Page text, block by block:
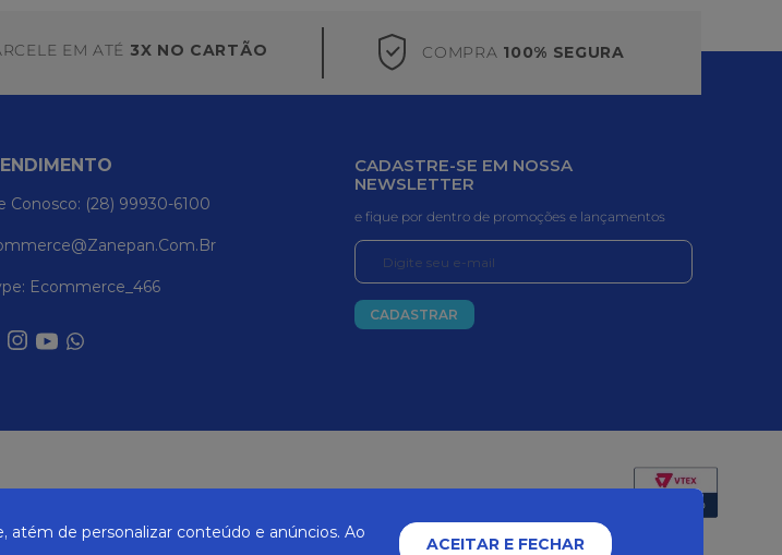
EM ATÉ 3X NO CARTÃO COMPRA 100% SEGURA
Conosco: (28) 99930-6100
Ecommerce_466
CADASTRE-SE EM NOSSA
NEWSLETTER
e fique por dentro de promoções e lançamentos
CADASTRAR
atém de personalizar conteúdo e anúncios. Ao
ACEITAR E FECHAR